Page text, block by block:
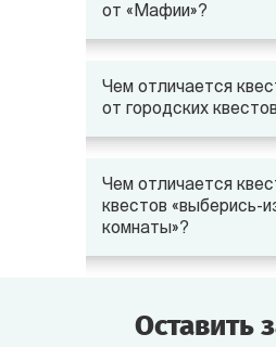
от «Мафии»?
Чем отличается
от городских
Чем отличается
квестов «выберись-
комнаты»?
Оставить